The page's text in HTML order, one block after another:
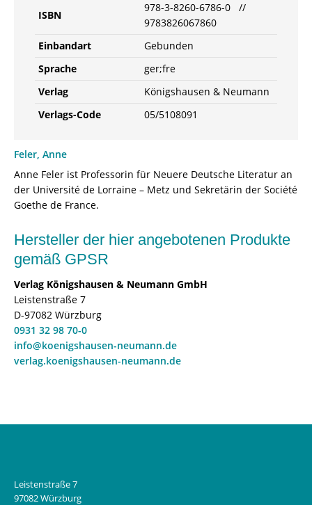
ISBN
978-3-8260-6786-0 //
9783826067860
Einbandart
Gebunden
Sprache
ger;fre
Verlag
Königshausen & Neumann
Verlags-Code
05/5108091
Feler, Anne
Anne Feler ist Professorin für Neuere Deutsche Literatur an
der Université de Lorraine – Metz und Sekretärin der Société
Goethe de France.
Hersteller der hier angebotenen Produkte
gemäß GPSR
Verlag Königshausen & Neumann GmbH
Leistenstraße 7
D-97082 Würzburg
0931 32 98 70-0
info@koenigshausen-neumann.de
verlag.koenigshausen-neumann.de
Leistenstraße 7
97082 Würzburg